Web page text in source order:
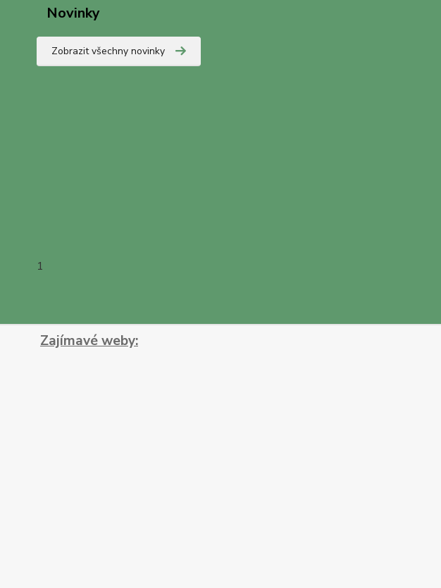
Novinky
Zobrazit všechny novinky
1
Zajímavé weby: